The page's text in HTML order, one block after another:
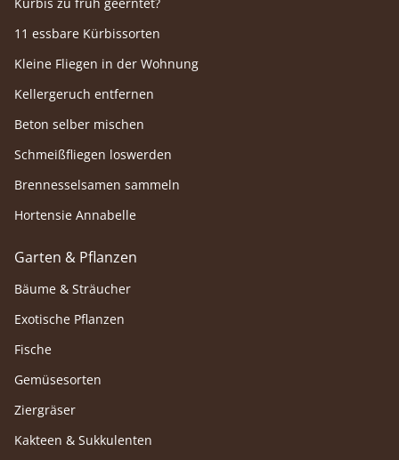
11 essbare Kürbissorten
Kleine Fliegen in der Wohnung
Kellergeruch entfernen
Beton selber mischen
Schmeißfliegen loswerden
Brennesselsamen sammeln
Hortensie Annabelle
Garten & Pflanzen
Bäume & Sträucher
Exotische Pflanzen
Fische
Gemüsesorten
Ziergräser
Kakteen & Sukkulenten